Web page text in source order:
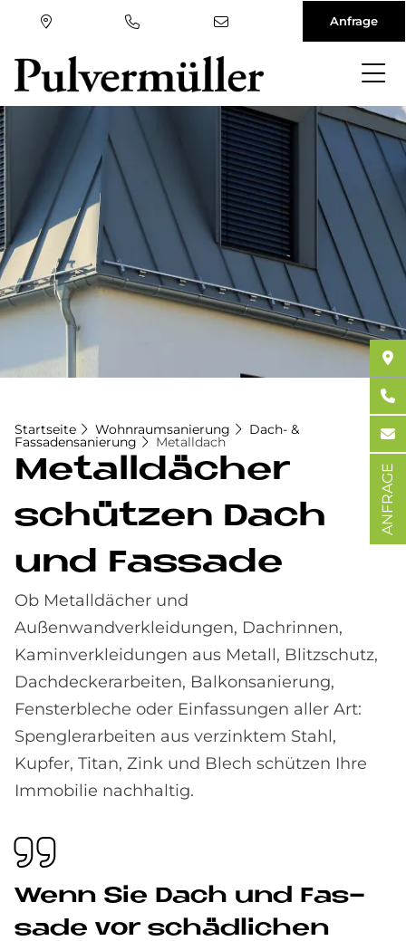
Direkt
zum
Inhalt
Anfrage
Startseite Wohnraumsanierung Dach- &
Fassadensanierung Metalldach
Me­tall­dä­cher
schüt­zen Dach
und Fas­sa­de
Ob Metalldächer und
Außenwandverkleidungen, Dachrinnen,
Kaminverkleidungen aus Metall, Blitzschutz,
Dachdeckerarbeiten, Balkonsanierung,
Fensterbleche oder Einfassungen aller Art:
Spenglerarbeiten aus verzinktem Stahl,
Kupfer, Titan, Zink und Blech schützen Ihre
Immobilie nachhaltig.
Wenn Sie Dach und Fas­
sa­de vor schäd­li­chen
ANFRAGE